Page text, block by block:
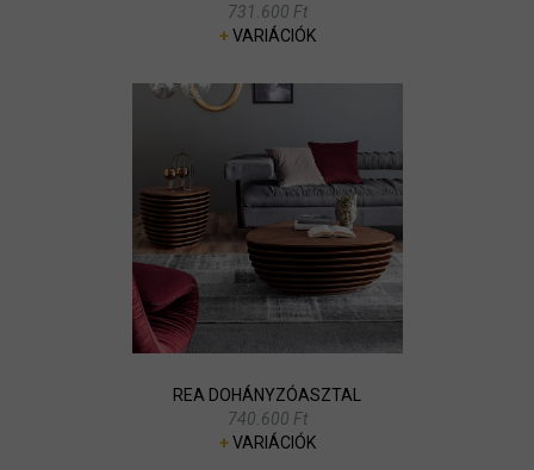
731.600 Ft
+VARIÁCIÓK
REA DOHÁNYZÓASZTAL
740.600 Ft
+VARIÁCIÓK